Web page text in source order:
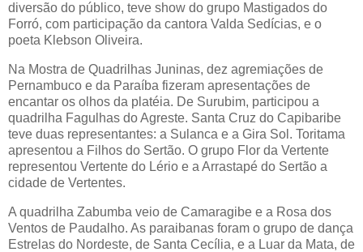
diversão do público, teve show do grupo Mastigados do
Forró, com participação da cantora Valda Sedícias, e o
poeta Klebson Oliveira.
Na Mostra de Quadrilhas Juninas, dez agremiações de
Pernambuco e da Paraíba fizeram apresentações de
encantar os olhos da platéia. De Surubim, participou a
quadrilha Fagulhas do Agreste. Santa Cruz do Capibaribe
teve duas representantes: a Sulanca e a Gira Sol. Toritama
apresentou a Filhos do Sertão. O grupo Flor da Vertente
representou Vertente do Lério e a Arrastapé do Sertão a
cidade de Vertentes.
A quadrilha Zabumba veio de Camaragibe e a Rosa dos
Ventos de Paudalho. As paraibanas foram o grupo de dança
Estrelas do Nordeste, de Santa Cecília, e a Luar da Mata, de